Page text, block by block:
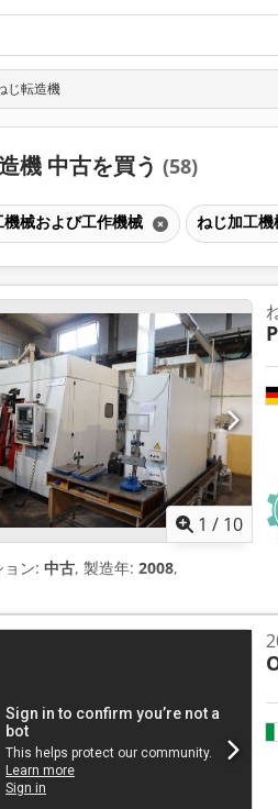
じ転造機
機 中古を買う (58)
械および工作機械 ねじ加工機
1 / 10
ョン: 中古, 製造年: 2008,